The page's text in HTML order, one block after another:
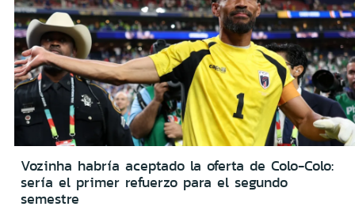
Vozinha habría aceptado la oferta de Colo-Colo:
sería el primer refuerzo para el segundo
semestre